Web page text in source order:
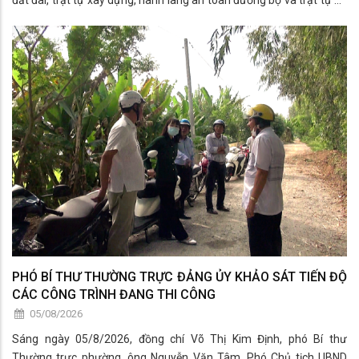
PHÓ BÍ THƯ THƯỜNG TRỰC ĐẢNG ỦY KHẢO SÁT TIẾN ĐỘ
CÁC CÔNG TRÌNH ĐANG THI CÔNG
05/08/2026
Sáng ngày 05/8/2026, đồng chí Võ Thị Kim Định, phó Bí thư